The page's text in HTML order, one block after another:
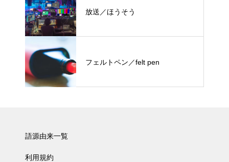
放送／ほうそう
フェルトペン／felt pen
語源由来一覧
利用規約